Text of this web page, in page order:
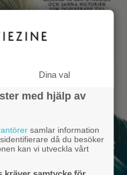
Dina val
med hjälp av
samlar information
då du besöker
kan vi utveckla vårt